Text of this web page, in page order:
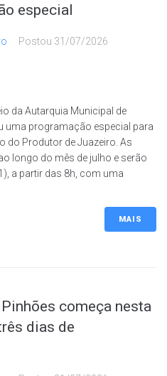
especial
Postou 31/07/2026
da Autarquia Municipal de
uma programação especial para
do Produtor de Juazeiro. As
longo do mês de julho e serão
a partir das 8h, com uma
MAIS
começa nesta
dias de